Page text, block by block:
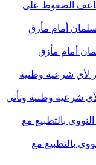
الضغوط على
أمام مأزق
شرعية وطنية وتأتي
بالتطبيع مع